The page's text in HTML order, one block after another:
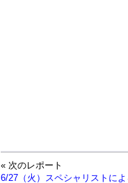
« 次のレポート